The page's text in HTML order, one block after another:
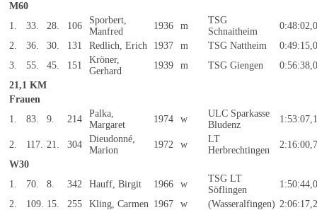
M60
1.
33. 28. 106
Sporbert,
Manfred
1936 m
TSG
Schnaitheim
2.
36. 30. 131 Redlich, Erich 1937 m TSG Nattheim
3.
55. 45. 151
Kröner,
Gerhard
1939 m TSG Giengen
21,1 KM
Frauen
1.
83. 9. 214
Palka,
Margaret
1974 w
ULC Sparkasse
Bludenz
2. 117. 21. 304
Dieudonné,
Marion
1972 w
LT
Herbrechtingen
W30
1.
70. 8. 342 Hauff, Birgit 1966 w
TSG LT
Söflingen
2.
109. 15. 255 Kling, Carmen 1967 w (Wasseralfingen)